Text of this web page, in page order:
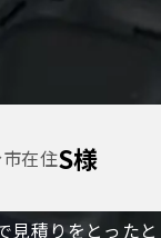
在住S様
見積りをとった